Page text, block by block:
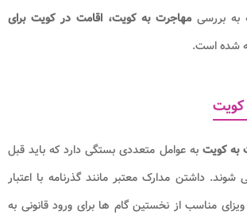
به بررسی مهاجرت به کویت، اقامت در کویت برای
شده است.
کویت
به کویتبه عوامل متعددی بستگی دارد که باید قبل
داشتن مدارک معتبر مانند گذرنامه با اعتبار
مناسب از نخستین گام ها برای ورود قانونی به